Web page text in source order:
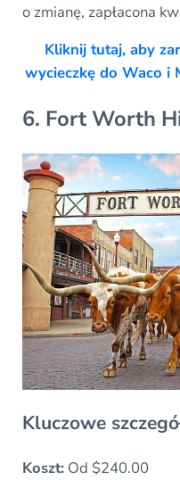
o zmianę, zapłacona
Kliknij tutaj, aby
wycieczkę do Waco i
6. Fort Worth
Kluczowe
Koszt:Od $240.00